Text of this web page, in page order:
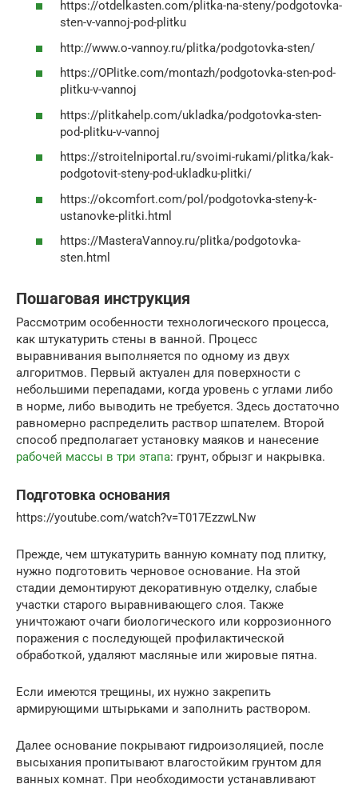
https://otdelkasten.com/plitka-na-steny/podgotovka-
sten-v-vannoj-pod-plitku
http://www.o-vannoy.ru/plitka/podgotovka-sten/
https://OPlitke.com/montazh/podgotovka-sten-pod-
plitku-v-vannoj
https://plitkahelp.com/ukladka/podgotovka-sten-
pod-plitku-v-vannoj
https://stroitelniportal.ru/svoimi-rukami/plitka/kak-
podgotovit-steny-pod-ukladku-plitki/
https://okcomfort.com/pol/podgotovka-steny-k-
ustanovke-plitki.html
https://MasteraVannoy.ru/plitka/podgotovka-
sten.html
Пошаговая инструкция
Рассмотрим особенности технологического процесса,
как штукатурить стены в ванной. Процесс
выравнивания выполняется по одному из двух
алгоритмов. Первый актуален для поверхности с
небольшими перепадами, когда уровень с углами либо
в норме, либо выводить не требуется. Здесь достаточно
равномерно распределить раствор шпателем. Второй
способ предполагает установку маяков и нанесение
рабочей массы в три этапа: грунт, обрызг и накрывка.
Подготовка основания
https://youtube.com/watch?v=T017EzzwLNw
Прежде, чем штукатурить ванную комнату под плитку,
нужно подготовить черновое основание. На этой
стадии демонтируют декоративную отделку, слабые
участки старого выравнивающего слоя. Также
уничтожают очаги биологического или коррозионного
поражения с последующей профилактической
обработкой, удаляют масляные или жировые пятна.
Если имеются трещины, их нужно закрепить
армирующими штырьками и заполнить раствором.
Далее основание покрывают гидроизоляцией, после
высыхания пропитывают влагостойким грунтом для
ванных комнат. При необходимости устанавливают